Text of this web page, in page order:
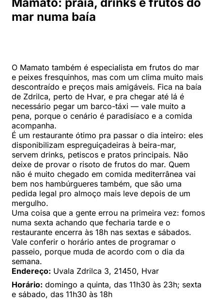
Mamato: praia, drinks e frutos do
mar numa baía
O Mamato também é especialista em frutos do mar
e peixes fresquinhos, mas com um clima muito mais
descontraído e preços mais amigáveis. Fica na baía
de Zdrilca, perto de Hvar, e pra chegar até lá é
necessário pegar um barco-táxi — vale muito a
pena, porque o cenário é paradisíaco e a comida
acompanha.
É um restaurante ótimo pra passar o dia inteiro: eles
disponibilizam espreguiçadeiras à beira-mar,
servem drinks, petiscos e pratos principais. Não
deixe de provar o risoto de frutos do mar. Quem
não é muito chegado em comida mediterrânea vai
bem nos hambúrgueres também, que são uma
pedida legal pro almoço mais leve depois de um
mergulho.
Uma coisa que a gente errou na primeira vez: fomos
numa sexta achando que fecharia tarde e o
restaurante encerra às 18h nas sextas e sábados.
Vale conferir o horário antes de programar o
passeio, porque muda de acordo com o dia da
semana.
Endereço: Uvala Zdrilca 3, 21450, Hvar
Horário: domingo a quinta, das 11h30 às 23h; sexta
e sábado, das 11h30 às 18h